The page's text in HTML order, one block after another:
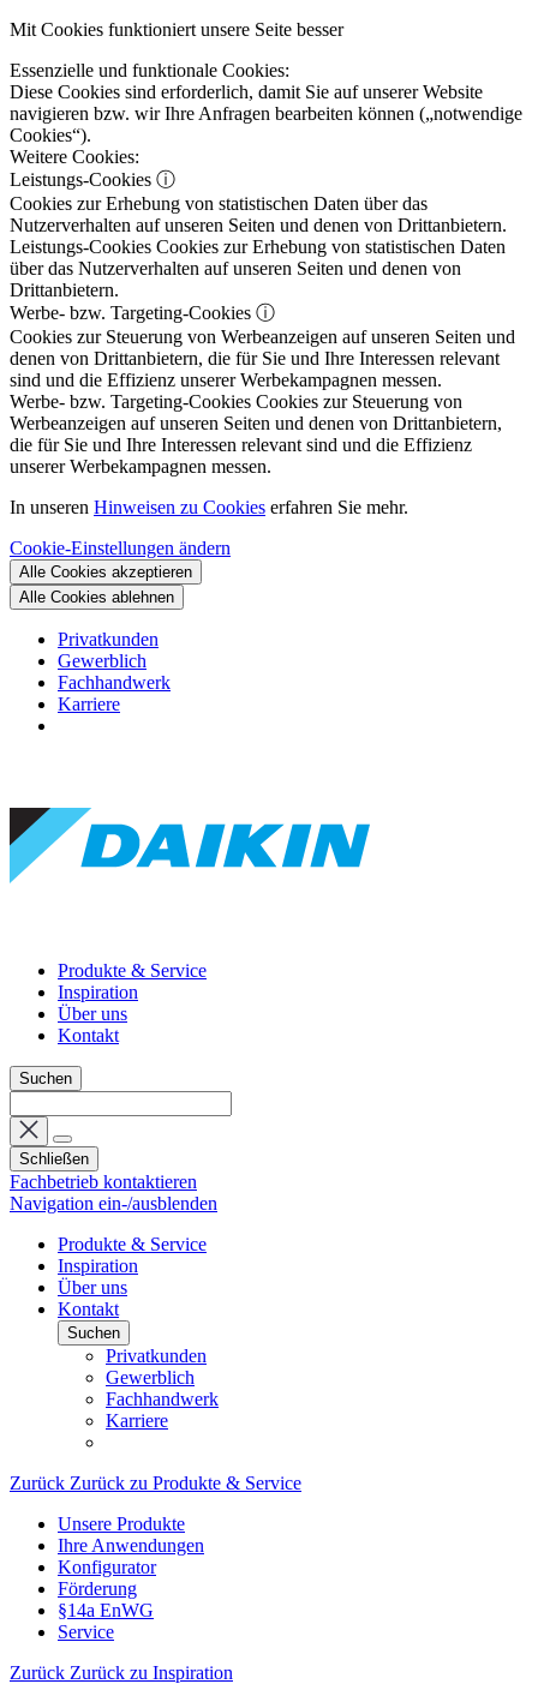
Mit Cookies funktioniert unsere Seite besser
Essenzielle und funktionale Cookies:
Diese Cookies sind erforderlich, damit Sie auf unserer Website
navigieren bzw. wir Ihre Anfragen bearbeiten können („notwendige
Cookies“).
Weitere Cookies:
Leistungs-Cookies ⓘ
Cookies zur Erhebung von statistischen Daten über das
Nutzerverhalten auf unseren Seiten und denen von Drittanbietern.
Leistungs-Cookies Cookies zur Erhebung von statistischen Daten
über das Nutzerverhalten auf unseren Seiten und denen von
Drittanbietern.
Werbe- bzw. Targeting-Cookies ⓘ
Cookies zur Steuerung von Werbeanzeigen auf unseren Seiten und
denen von Drittanbietern, die für Sie und Ihre Interessen relevant
sind und die Effizienz unserer Werbekampagnen messen.
Werbe- bzw. Targeting-Cookies Cookies zur Steuerung von
Werbeanzeigen auf unseren Seiten und denen von Drittanbietern,
die für Sie und Ihre Interessen relevant sind und die Effizienz
unserer Werbekampagnen messen.
In unseren Hinweisen zu Cookies erfahren Sie mehr.
Cookie-Einstellungen ändern
Alle Cookies akzeptieren
Alle Cookies ablehnen
Privatkunden
Gewerblich
Fachhandwerk
Karriere
Produkte & Service
Inspiration
Über uns
Kontakt
Suchen
Schließen
Fachbetrieb kontaktieren
Navigation ein-/ausblenden
Produkte & Service
Inspiration
Über uns
Kontakt
Suchen
Privatkunden
Gewerblich
Fachhandwerk
Karriere
Zurück Zurück zu Produkte & Service
Unsere Produkte
Ihre Anwendungen
Konfigurator
Förderung
§14a EnWG
Service
Zurück Zurück zu Inspiration